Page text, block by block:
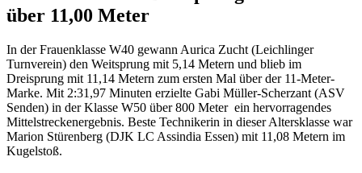
über 11,00 Meter
In der Frauenklasse W40 gewann Aurica Zucht (Leichlinger
Turnverein) den Weitsprung mit 5,14 Metern und blieb im
Dreisprung mit 11,14 Metern zum ersten Mal über der 11-Meter-
Marke. Mit 2:31,97 Minuten erzielte Gabi Müller-Scherzant (ASV
Senden) in der Klasse W50 über 800 Meter ein hervorragendes
Mittelstreckenergebnis. Beste Technikerin in dieser Altersklasse war
Marion Stürenberg (DJK LC Assindia Essen) mit 11,08 Metern im
Kugelstoß.